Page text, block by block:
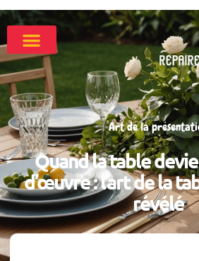
Art de la
Quand la table
d’œuvre : l’art de la
révélé